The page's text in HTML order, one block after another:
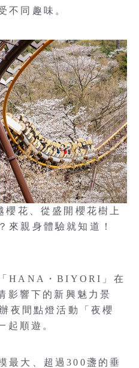
不同趣味。
花、從盛開櫻花樹上
來親身體驗就知道！
HANA・BIYORI」在
影響下的新興魅力景
夜間點燈活動「夜櫻
起順遊。
最大、超過300盞的垂